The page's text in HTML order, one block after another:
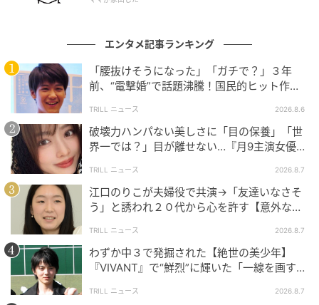
エンタメ記事ランキング
「腰抜けそうになった」「ガチで？」３年
前、“電撃婚”で話題沸騰！国民的ヒット作
TRILL ニュース 2026.8.6
破壊力ハンパない美しさに「目の保養」「世
界一では？」目が離せない…『月9主演女優
TRILL ニュース 2026.8.7
江口のりこが夫婦役で共演→「友達いなさそ
う」と誘われ２０代から心を許す【意外な親
TRILL ニュース 2026.8.7
わずか中３で発掘された【絶世の美少年】
『VIVANT』で“鮮烈”に輝いた「一線を画す」
TRILL ニュース 2026.8.7